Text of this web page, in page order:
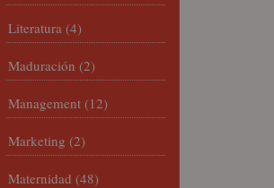
Literatura (4)
Maduración (2)
Management (12)
Marketing (2)
Maternidad (48)